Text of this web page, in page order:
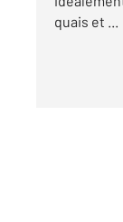
quais et ...